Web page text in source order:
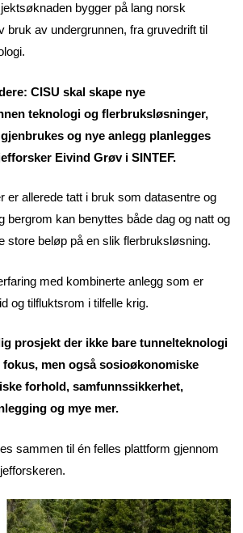
bygger på lang norsk
bruk av undergrunnen, fra gruvedrift til
CISU skal skape nye
teknologi og flerbruksløsninger,
og nye anlegg planlegges
Eivind Grøv i SINTEF.
er allerede tatt i bruk som datasentre og
bergrom kan benyttes både dag og natt og
store beløp på en slik flerbruksløsning.
med kombinerte anlegg som er
og tilfluktsrom i tilfelle krig.
prosjekt der ikke bare tunnelteknologi
men også sosioøkonomiske
forhold, samfunnssikkerhet,
og mye mer.
sammen til én felles plattform gjennom